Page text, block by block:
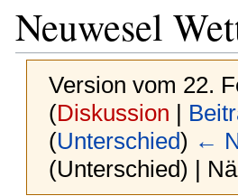
Neuwesel
Version vom 22.
(Diskussion |
(Unterschied) ←
(Unterschied) |